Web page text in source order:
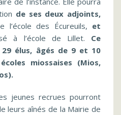
de ses deux adjoints,
l’école des Écureuils, et
à l’école de Lillet. Ce
29 élus, âgés de 9 et 10
miossaises (Mios,
jeunes recrues pourront
leurs aînés de la Mairie de